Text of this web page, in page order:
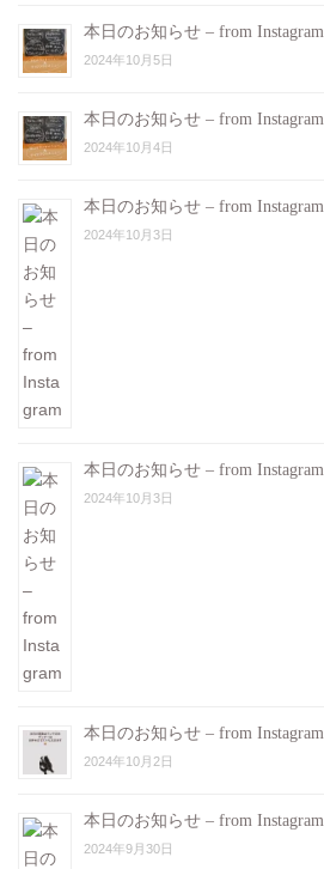
本日のお知らせ – from Instagram
2024年10月5日
本日のお知らせ – from Instagram
2024年10月4日
本日のお知らせ – from Instagram
2024年10月3日
本日のお知らせ – from Instagram
2024年10月3日
本日のお知らせ – from Instagram
2024年10月2日
本日のお知らせ – from Instagram
2024年9月30日